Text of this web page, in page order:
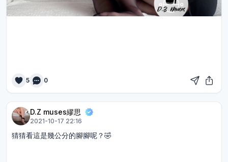
5 0
D.Z muses繆思
2021-10-17 22:16
猜猜看這是幾公分的腳腳呢？🤣